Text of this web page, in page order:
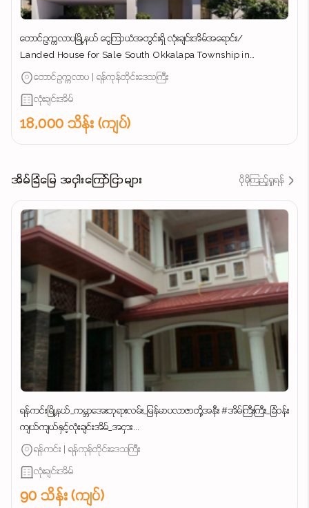
တောင်ဥက္ကလာပမြို့နယ် ​ငွေကြာယံအတွင်းရှိ လုံးချင်းအိမ်အ​ရောင်း/
Landed House for Sale South Okkalapa Township in
Yangon/
တောင်ဥက္ကလာပ | ရန်ကုန်တိုင်းဒေသကြီး
လုံးချင်းအိမ်
18,000 သိန်း (ကျပ်)
အိမ်ခြံမြေ အငှါးကြော်ငြာများ ပိုမိုကြည့်ရှုရန်
ရန်ကင်းမြို့နယ်_ကမ္ဘာအေးဘုရားလမ်း_မြန်မာပလာဇာတို့အနီး #အိမ်ကြီးကြီး_ခြံဝန်း
ကျယ်ကျယ်နှင့်လုံးချင်းအိမ်_အငှား...
ရန်ကင်း | ရန်ကုန်တိုင်းဒေသကြီး
လုံးချင်းအိမ်
90 သိန်း (ကျပ်)